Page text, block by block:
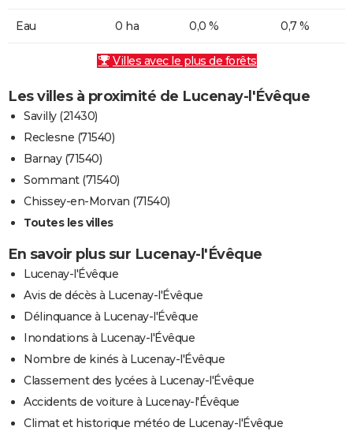
Eau 0 ha 0,0 % 0,7 %
Villes avec le plus de forêts
Les villes à proximité de Lucenay-l'Évêque
Savilly (21430)
Reclesne (71540)
Barnay (71540)
Sommant (71540)
Chissey-en-Morvan (71540)
Toutes les villes
En savoir plus sur Lucenay-l'Évêque
Lucenay-l'Évêque
Avis de décès à Lucenay-l'Évêque
Délinquance à Lucenay-l'Évêque
Inondations à Lucenay-l'Évêque
Nombre de kinés à Lucenay-l'Évêque
Classement des lycées à Lucenay-l'Évêque
Accidents de voiture à Lucenay-l'Évêque
Climat et historique météo de Lucenay-l'Évêque